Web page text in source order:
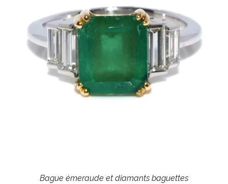
Bague émeraude et diamants baguettes